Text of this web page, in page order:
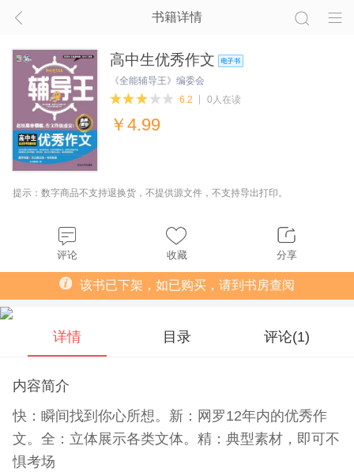
书籍详情
高中生优秀作文
《全能辅导王》编委会
6.2
0人在读
￥ 4.99
提示：数字商品不支持退换货，不提供源文件，不支持导出打印。
评论 收藏 分享
该书已下架，如已购买，请到书房查阅
详情 目录 评论(1)
内容简介
快：瞬间找到你心所想。新：网罗12年内的优秀作
文。全：立体展示各类文体。精：典型素材，即可不
惧考场